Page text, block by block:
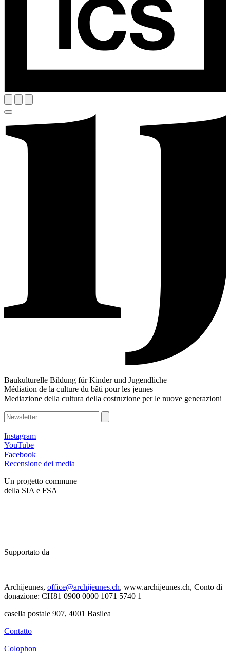
Baukulturelle Bildung für Kinder und Jugendliche
Médiation de la culture du bâti pour les jeunes
Mediazione della cultura della costruzione per le nuove generazioni
Instagram
YouTube
Facebook
Recensione dei media
Un progetto commune
della SIA e FSA
Supportato da
Archijeunes, office@archijeunes.ch, www.archijeunes.ch, Conto di
donazione: CH81 0900 0000 1071 5740 1
casella postale 907, 4001 Basilea
Contatto
Colophon